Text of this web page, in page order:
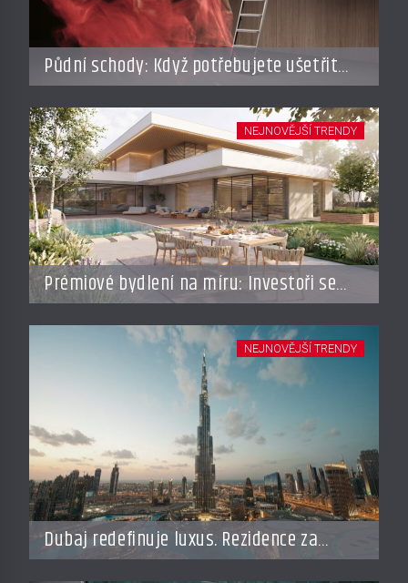
Půdní schody: Když potřebujete ušetřit
místo, ale nechcete dělat kompromisy
Prémiové bydlení na míru: Investoři se
vracejí do Česka, roste zájem o top
adresy i byty a domy za stovky milionů
NEJNOVĚJŠÍ TRENDY
Dubaj redefinuje luxus. Rezidence za
miliardy dnes připomínají soukromé
NEJNOVĚJŠÍ TRENDY